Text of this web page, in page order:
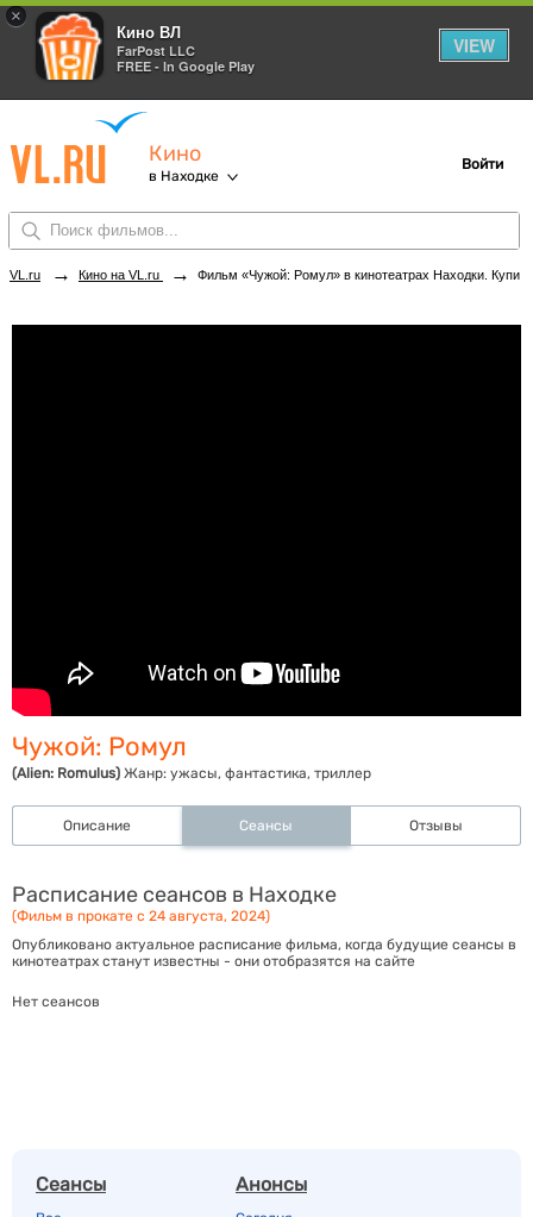
×
Кино ВЛ
FarPost LLC
FREE - In Google Play
VIEW
Кино
в Находке
Войти
VL.ru → Кино на VL.ru → Фильм «Чужой: Ромул» в кинотеатрах Находки. Купить билеты!
Чужой: Ромул
(Alien: Romulus) Жанр: ужасы, фантастика, триллер
Описание Сеансы Отзывы
Расписание сеансов в Находке
(Фильм в прокате с 24 августа, 2024)
Опубликовано актуальное расписание фильма, когда будущие сеансы в
кинотеатрах станут известны - они отобразятся на сайте
Нет сеансов
Сеансы Анонсы